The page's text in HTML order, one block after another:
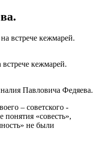
кежмарей.
Павловича Федяева.
– советского -
понятия «совесть»,
не были